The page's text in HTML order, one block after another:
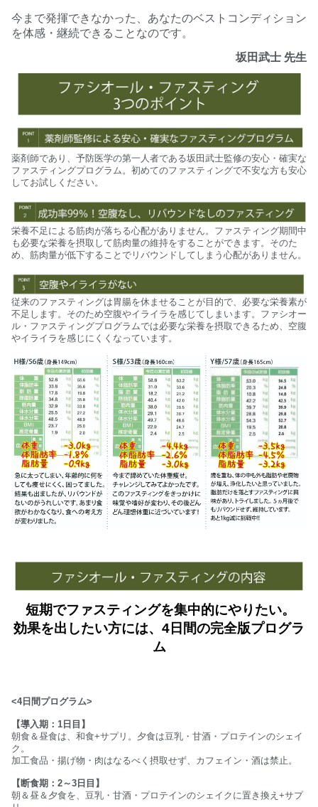
今まで発揮できなかった、あなたのベストコンディション
を体感・継続できることなのです。
坂田武士 先生
薬剤師であり、予防医学の第一人者である坂田武士監修の安心・確実な
ファスティングプログラム。初めてのファスティングで不安な方も安心
してお試しください。
栄養不足による筋肉が落ちる心配がありません。ファスティング期間中
も必要な栄養を摂取して筋肉量の維持をすることができます。そのた
め、筋肉量が低下することでリバウンドしてしまう心配がありません。
従来のファスティングは胃腸を休ませることが目的で、必要な栄養素が
不足します。そのため空腹やイライラを感じてしまいます。ファシオー
ル・ファスティングプログラムでは必要な栄養を摂取できるため、空腹
やイライラを感じにくくなっています。
短期でファスティングを集中的にやりたい。
効果を出したい方には、 4日間の完全版プログラ
ム
<4日間プログラム>
【導入期：1日目】
朝食＆昼食は、和食+サプリ。夕食は豆乳・甘酒・プロテインのシェイ
ク。
加工食品・揚げ物・肉はなるべく摂取せず、カフェイン・酒は禁止。
【断食期：2～3日目】
朝＆昼＆夕食を、豆乳・甘酒・プロテインのシェイクに置き換え+サプ